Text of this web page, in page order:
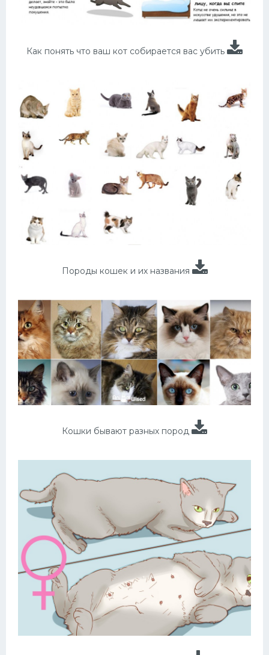
Как понять что ваш кот собирается вас убить
Породы кошек и их названия
Кошки бывают разных пород